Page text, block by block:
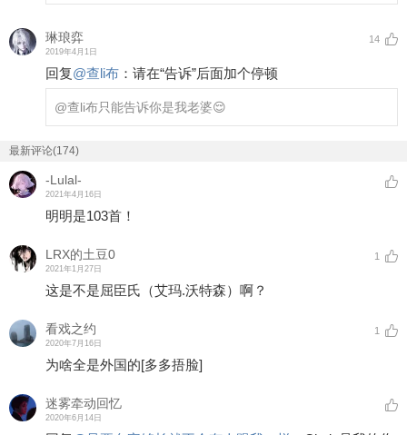
琳琅弈
2019年4月1日
14
回复@查li布 ： 请在“告诉”后面加个停顿
@查li布只能告诉你是我老婆😌
最新评论(174)
-Lulal-
2021年4月16日
明明是103首！
LRX的土豆0
2021年1月27日
1
这是不是屈臣氏（艾玛.沃特森）啊？
看戏之约
2020年7月16日
1
为啥全是外国的[多多捂脸]
迷雾牵动回忆
2020年6月14日